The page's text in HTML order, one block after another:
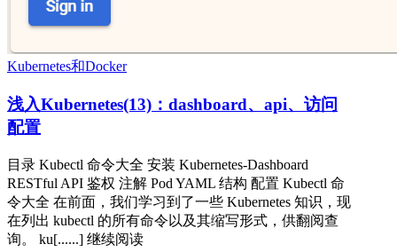
Kubernetes和Docker
浅入Kubernetes(13)：dashboard、api、访问
配置
目录 Kubectl 命令大全 安装 Kubernetes-Dashboard
RESTful API 鉴权 注解 Pod YAML 结构 配置 Kubectl 命
令大全 在前面，我们学习到了一些 Kubernetes 知识，现
在列出 kubectl 的所有命令以及其缩写形式，供翻阅查
询。 ku[......] 继续阅读